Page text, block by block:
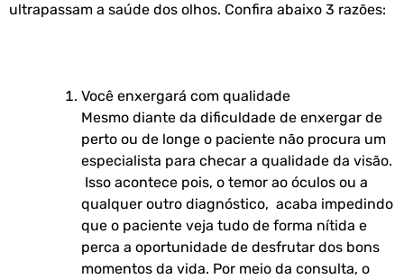
ultrapassam a saúde dos olhos. Confira abaixo 3 razões:
Você enxergará com qualidade
Mesmo diante da dificuldade de enxergar de
perto ou de longe o paciente não procura um
especialista para checar a qualidade da visão.
Isso acontece pois, o temor ao óculos ou a
qualquer outro diagnóstico, acaba impedindo
que o paciente veja tudo de forma nítida e
perca a oportunidade de desfrutar dos bons
momentos da vida. Por meio da consulta, o